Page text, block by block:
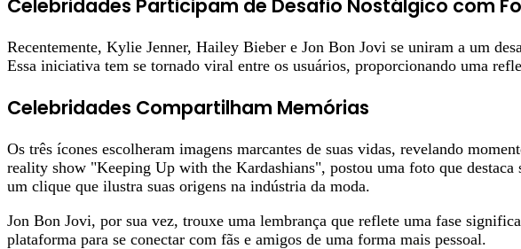
Celebridades Participam de Desafio Nostálgico com
Recentemente, Kylie Jenner, Hailey Bieber e Jon Bon Jovi se uniram a um
Essa iniciativa tem se tornado viral entre os usuários, proporcionando uma
Celebridades Compartilham Memórias
Os três ícones escolheram imagens marcantes de suas vidas, revelando
reality show "Keeping Up with the Kardashians", postou uma foto que
um clique que ilustra suas origens na indústria da moda.
Jon Bon Jovi, por sua vez, trouxe uma lembrança que reflete uma fase
plataforma para se conectar com fãs e amigos de uma forma mais pessoal.